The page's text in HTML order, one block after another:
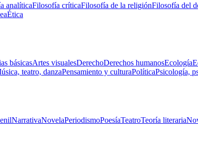
analíticaFilosofía críticaFilosofía de la religiónFilosofía del
Ética
básicasArtes visualesDerechoDerechos humanosEcología
teatro, danzaPensamiento y culturaPolíticaPsicología,
NarrativaNovelaPeriodismoPoesíaTeatroTeoría literaria